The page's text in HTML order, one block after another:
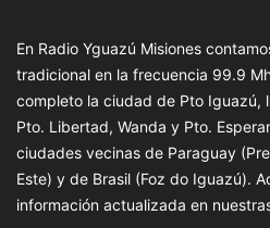
En Radio Yguazú Misiones
tradicional en la frecuencia 99.9
completo la ciudad de Pto Iguazú,
Pto. Libertad, Wanda y Pto.
ciudades vecinas de Paraguay
Este) y de Brasil (Foz do Iguazú).
información actualizada en